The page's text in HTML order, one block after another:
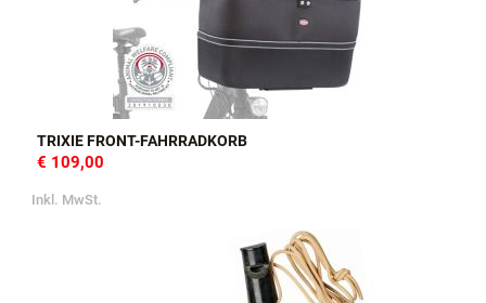
TRIXIE FRONT-FAHRRADKORB
€ 109,00
Inkl. MwSt.